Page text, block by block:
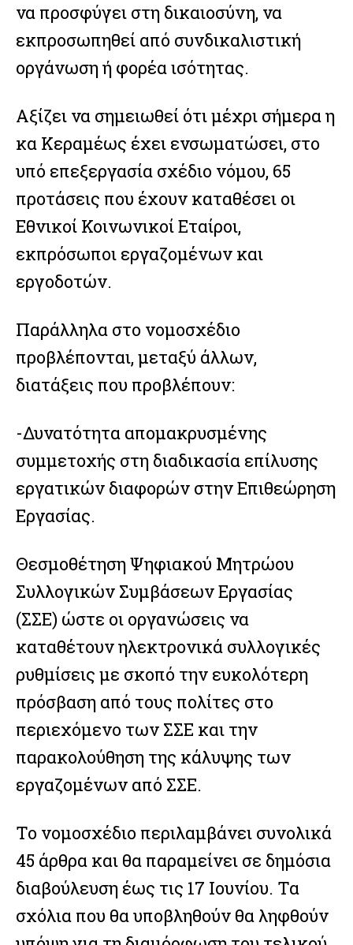
Facebook
Twitter
EmailGmail
ViberShare
Facebook
Twitter
να προσφύγει στη δικαιοσύνη, να
εκπροσωπηθεί από συνδικαλιστική
οργάνωση ή φορέα ισότητας.
Αξίζει να σημειωθεί ότι μέχρι σήμερα η
κα Κεραμέως έχει ενσωματώσει, στο
υπό επεξεργασία σχέδιο νόμου, 65
προτάσεις που έχουν καταθέσει οι
Εθνικοί Κοινωνικοί Εταίροι,
εκπρόσωποι εργαζομένων και
εργοδοτών.
Παράλληλα στο νομοσχέδιο
προβλέπονται, μεταξύ άλλων,
διατάξεις που προβλέπουν:
-Δυνατότητα απομακρυσμένης
συμμετοχής στη διαδικασία επίλυσης
εργατικών διαφορών στην Επιθεώρηση
Εργασίας.
Θεσμοθέτηση Ψηφιακού Μητρώου
Συλλογικών Συμβάσεων Εργασίας
(ΣΣΕ) ώστε οι οργανώσεις να
καταθέτουν ηλεκτρονικά συλλογικές
ρυθμίσεις με σκοπό την ευκολότερη
πρόσβαση από τους πολίτες στο
περιεχόμενο των ΣΣΕ και την
παρακολούθηση της κάλυψης των
εργαζομένων από ΣΣΕ.
Το νομοσχέδιο περιλαμβάνει συνολικά
45 άρθρα και θα παραμείνει σε δημόσια
διαβούλευση έως τις 17 Ιουνίου. Τα
σχόλια που θα υποβληθούν θα ληφθούν